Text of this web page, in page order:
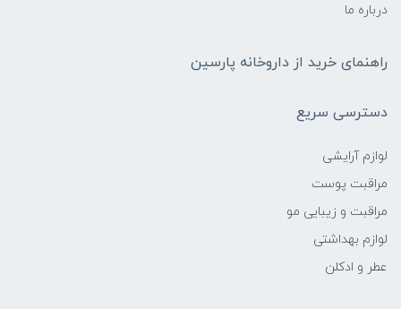
درباره ما
راهنمای خرید از داروخانه پارسین
دسترسی سریع
لوازم آرایشی
مراقبت پوست
مراقبت و زیبایی مو
لوازم بهداشتی
عطر و ادکلن